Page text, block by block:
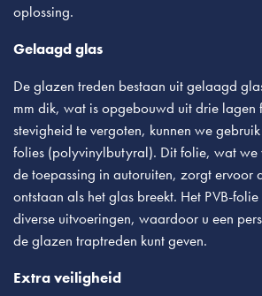
oplossing.
Gelaagd glas
De glazen treden bestaan uit gelaagd
mm dik, wat is opgebouwd uit drie lagen
stevigheid te vergoten, kunnen we
folies (polyvinylbutyral). Dit folie, wat we
de toepassing in autoruiten, zorgt ervoor
ontstaan als het glas breekt. Het PVB-
diverse uitvoeringen, waardoor u een
de glazen traptreden kunt geven.
Extra veiligheid